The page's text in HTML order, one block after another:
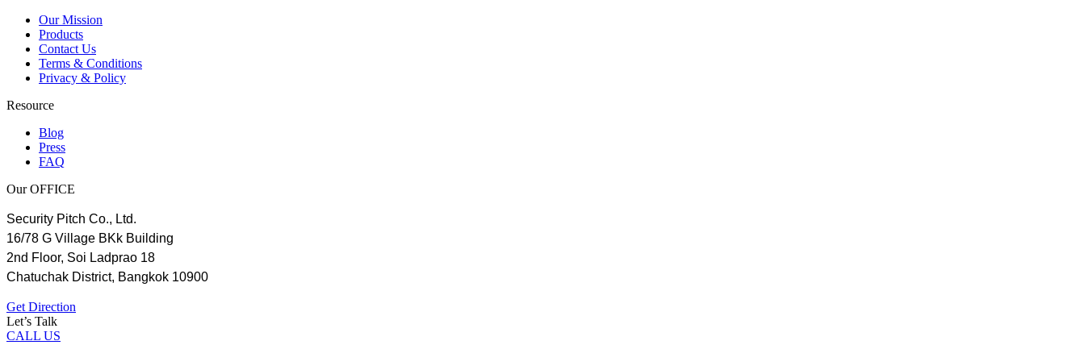
Our Mission
Products
Contact Us
Terms & Conditions
Privacy & Policy
Resource
Blog
Press
FAQ
Our OFFICE
Security Pitch Co., Ltd.
16/78 G Village BKk Building
2nd Floor, Soi Ladprao 18
Chatuchak District, Bangkok 10900
Get Direction
Let’s Talk
CALL US